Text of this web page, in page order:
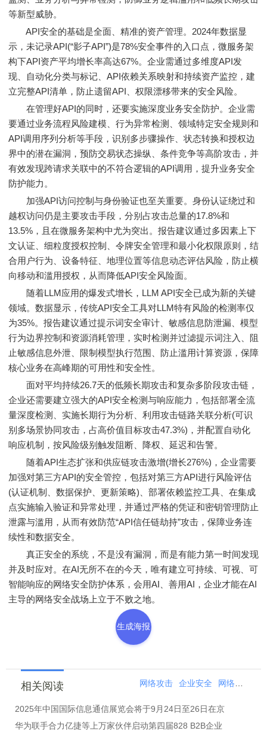
等新型威胁。
API安全的基础是全面、精准的资产管理。2024年数据显
示，未记录API(“影子API”)是78%安全事件的入口点，微服务架
构下API资产平均增长率高达67%。企业需通过多维度API发
现、自动化分类与标记、API依赖关系映射和持续资产监控，建
立完整API清单，防止遗留API、权限漂移带来的安全风险。
在管理好API的同时，还要实施深度业务安全防护。企业需
要通过业务流程风险建模、行为异常检测、领域特定安全规则和
API调用序列分析等手段，识别多步骤操作、状态转换和授权边
界中的潜在漏洞，预防交易状态操纵、条件竞争等高阶攻击，并
有效发现跨请求关联中的不符合逻辑的API调用，提升业务安全
防护能力。
加强API访问控制与身份验证也至关重要。身份认证绕过和
越权访问仍是主要攻击手段，分别占攻击总量的17.8%和
13.5%，且在微服务架构中尤为突出。报告建议通过多因素上下
文认证、细粒度授权控制、令牌安全管理和最小化权限原则，结
合用户行为、设备特征、地理位置等信息动态评估风险，防止横
向移动和滥用授权，从而降低API安全风险面。
随着LLM应用的爆发式增长，LLM API安全已成为新的关键
领域。数据显示，传统API安全工具对LLM特有风险的检测率仅
为35%。报告建议通过提示词安全审计、敏感信息防泄漏、模型
行为边界控制和资源消耗管理，实时检测并过滤提示词注入、阻
止敏感信息外泄、限制模型执行范围、防止滥用计算资源，保障
核心业务在高峰期的可用性和安全性。
面对平均持续26.7天的低频长期攻击和复杂多阶段攻击链，
企业还需要建立强大的API安全检测与响应能力，包括部署全流
量深度检测、实施长期行为分析、利用攻击链路关联分析(可识
别多场景协同攻击，占高价值目标攻击47.3%)，并配置自动化
响应机制，按风险级别触发阻断、降权、延迟和告警。
随着API生态扩张和供应链攻击激增(增长276%)，企业需要
加强对第三方API的安全管控，包括对第三方API进行风险评估
(认证机制、数据保护、更新策略)、部署依赖监控工具、在集成
点实施输入验证和异常处理，并通过严格的凭证和密钥管理防止
泄露与滥用，从而有效防范“API信任链劫持”攻击，保障业务连
续性和数据安全。
真正安全的系统，不是没有漏洞，而是有能力第一时间发现
并及时应对。在AI无所不在的今天，唯有建立可持续、可视、可
智能响应的网络安全防护体系，会用AI、善用AI，企业才能在AI
主导的网络安全战场上立于不败之地。
生成海报
相关阅读 网络攻击 企业安全 网络
2025年中国国际信息通信展览会将于9月24日至26日在京
华为联手合力亿捷等上万家伙伴启动第四届828 B2B企业